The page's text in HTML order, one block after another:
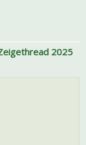
2025